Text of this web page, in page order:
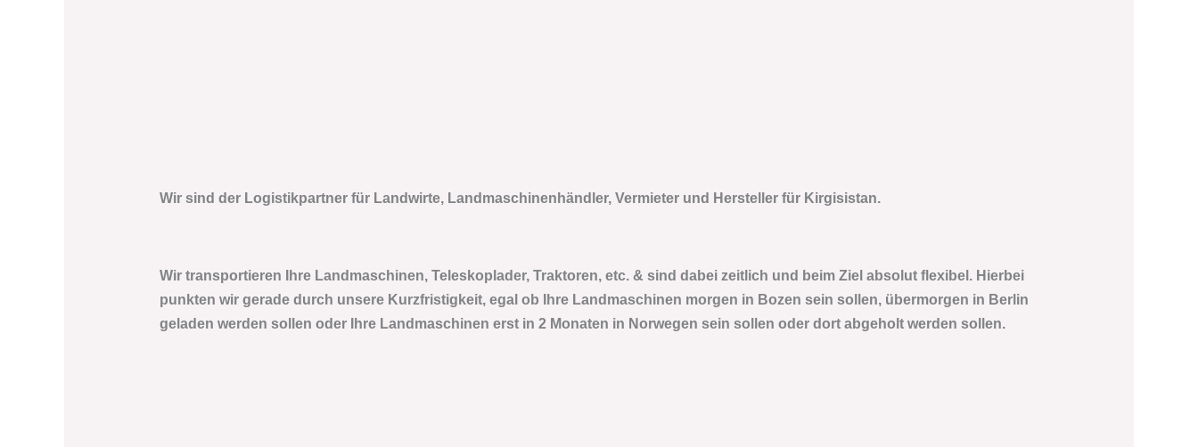
Wir sind der Logistikpartner für Landwirte, Landmaschinenhändler, Vermieter und Hersteller für Kirgisistan.
Wir transportieren Ihre Landmaschinen, Teleskoplader, Traktoren, etc. & sind dabei zeitlich und beim Ziel absolut flexibel. Hierbei
punkten wir gerade durch unsere Kurzfristigkeit, egal ob Ihre Landmaschinen morgen in Bozen sein sollen, übermorgen in Berlin
geladen werden sollen oder Ihre Landmaschinen erst in 2 Monaten in Norwegen sein sollen oder dort abgeholt werden sollen.